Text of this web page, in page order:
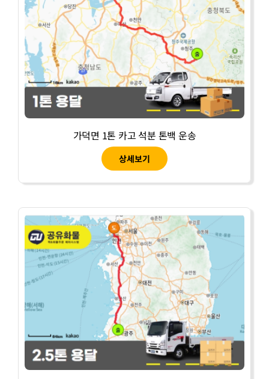
가덕면 1톤 카고 석분 톤백 운송
상세보기